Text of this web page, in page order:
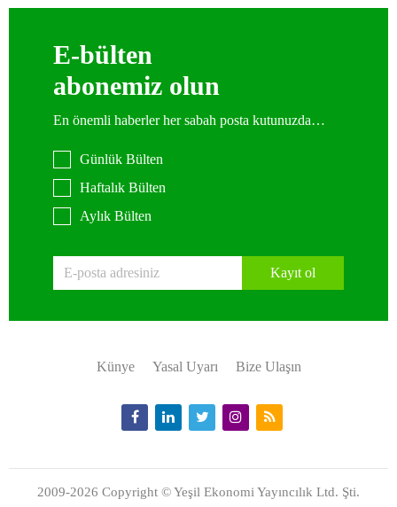
E-bülten
abonemiz olun
En önemli haberler her sabah posta kutunuzda…
Günlük Bülten
Haftalık Bülten
Aylık Bülten
Kayıt ol
Künye Yasal Uyarı Bize Ulaşın
2009-2026 Copyright © Yeşil Ekonomi Yayıncılık Ltd. Şti.